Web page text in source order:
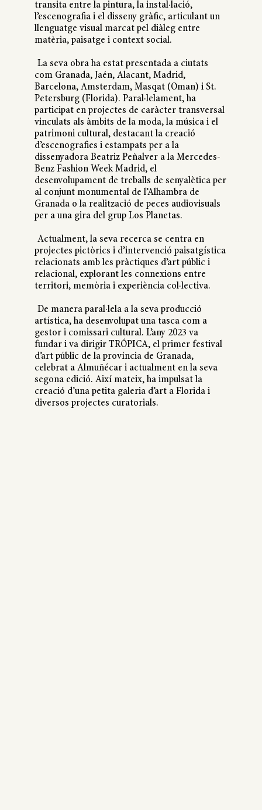
transita entre la pintura, la instal·lació,
l’escenografia i el disseny gràfic, articulant un
llenguatge visual marcat pel diàleg entre
matèria, paisatge i context social.
La seva obra ha estat presentada a ciutats
com Granada, Jaén, Alacant, Madrid,
Barcelona, Amsterdam, Masqat (Oman) i St.
Petersburg (Florida). Paral·lelament, ha
participat en projectes de caràcter transversal
vinculats als àmbits de la moda, la música i el
patrimoni cultural, destacant la creació
d’escenografies i estampats per a la
dissenyadora Beatriz Peñalver a la Mercedes-
Benz Fashion Week Madrid, el
desenvolupament de treballs de senyalètica per
al conjunt monumental de l’Alhambra de
Granada o la realització de peces audiovisuals
per a una gira del grup Los Planetas.
Actualment, la seva recerca se centra en
projectes pictòrics i d’intervenció paisatgística
relacionats amb les pràctiques d’art públic i
relacional, explorant les connexions entre
territori, memòria i experiència col·lectiva.
De manera paral·lela a la seva producció
artística, ha desenvolupat una tasca com a
gestor i comissari cultural. L’any 2023 va
fundar i va dirigir TRÓPICA, el primer festival
d’art públic de la província de Granada,
celebrat a Almuñécar i actualment en la seva
segona edició. Així mateix, ha impulsat la
creació d’una petita galeria d’art a Florida i
diversos projectes curatorials.